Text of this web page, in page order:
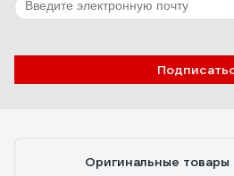
Оригинальные товары